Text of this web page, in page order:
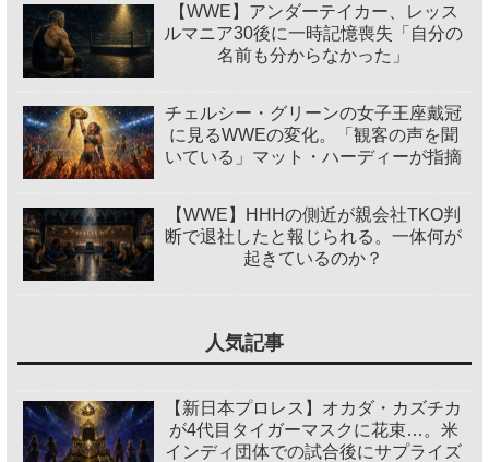
【WWE】アンダーテイカー、レッス
ルマニア30後に一時記憶喪失「自分の
名前も分からなかった」
チェルシー・グリーンの女子王座戴冠
に見るWWEの変化。「観客の声を聞
いている」マット・ハーディーが指摘
【WWE】HHHの側近が親会社TKO判
断で退社したと報じられる。一体何が
起きているのか？
人気記事
【新日本プロレス】オカダ・カズチカ
が4代目タイガーマスクに花束…。米
インディ団体での試合後にサプライズ